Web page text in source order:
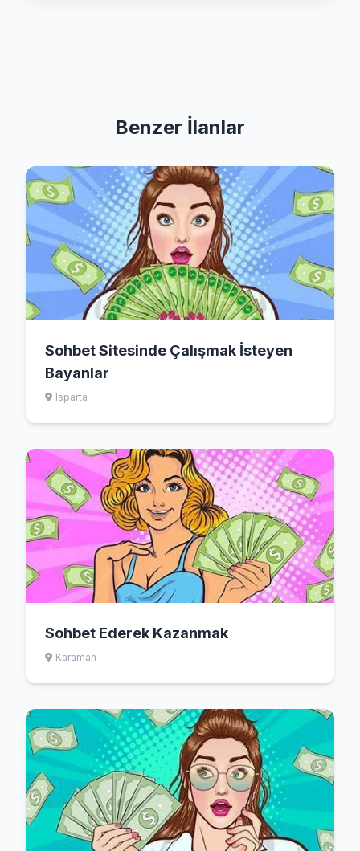
Benzer İlanlar
Sohbet Sitesinde Çalışmak İsteyen
Bayanlar
Isparta
Sohbet Ederek Kazanmak
Karaman